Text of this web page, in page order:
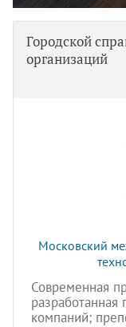
Городской
организаций
Московский
Современная
разработанная
компаний;